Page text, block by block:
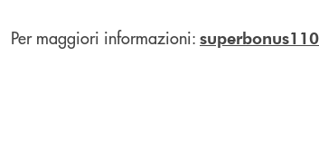
Per maggiori informazioni: